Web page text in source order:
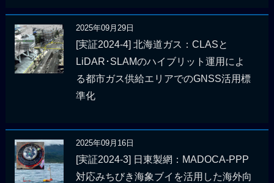
2025年09月29日
[実証2024-4] 北海道ガス：CLASと
LiDAR･SLAMのハイブリット運用によ
る都市ガス供給エリアでのGNSS活用標
準化
2025年09月16日
[実証2024-3] 日東製網：MADOCA-PPP
対応みちびき海象ブイを活用した海外向